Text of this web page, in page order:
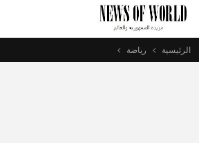
الرئيسية رياضة